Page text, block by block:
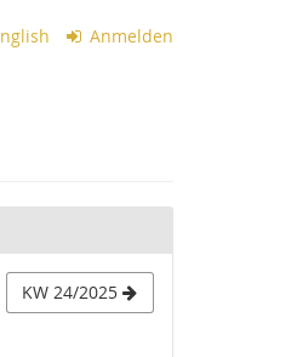
Anmelden
KW 24/2025